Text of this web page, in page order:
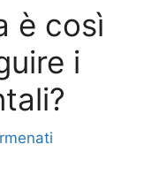
è così
i